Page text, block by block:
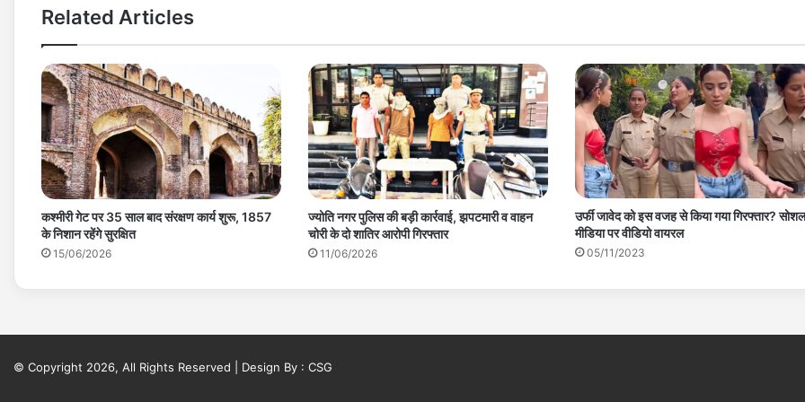
Related Articles
कश्मीरी गेट पर 35 साल बाद संरक्षण कार्य शुरू, 1857
के निशान रहेंगे सुरक्षित
15/06/2026
ज्योति नगर पुलिस की बड़ी कार्रवाई, झपटमारी व वाहन
चोरी के दो शातिर आरोपी गिरफ्तार
11/06/2026
उर्फी जावेद को इस वजह से किया गया गिरफ्तार? सोशल
मीडिया पर वीडियो वायरल
05/11/2023
© Copyright 2026, All Rights Reserved | Design By : CSG